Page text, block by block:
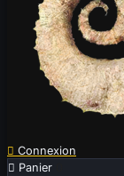
 Connexion
 Panier